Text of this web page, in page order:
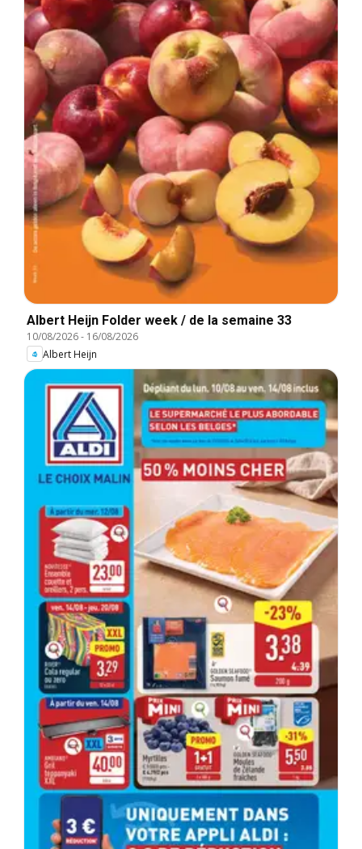
Albert Heijn Folder week / de la semaine 33
10/08/2026- 16/08/2026
Albert Heijn